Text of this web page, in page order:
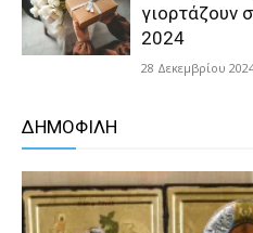
γιορτάζουν
2024
28 Δεκεμβρίου
ΔΗΜΟΦΙΛΗ